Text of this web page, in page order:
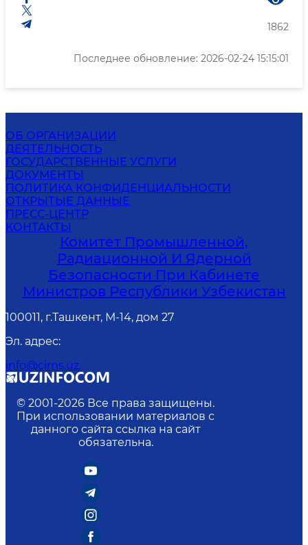
1862
Последнее обновление: 2026-02-24 15:15:01
ОБ ОРГАНИЗАЦИИ
ДЕЯТЕЛЬНОСТЬ
ГОСУДАРСТВЕННЫЕ УСЛУГИ
ДОКУМЕНТЫ
ПОЛИТИКА КОНФИДЕНЦИАЛЬНОСТИ
ОТКРЫТЫЕ ДАННЫЕ
ПРЕСС-ЦЕНТР
КОНТАКТЫ
Комитет Промышленной,
Радиационной И Ядерной
Безопасности При Кабинете
Министров Республики Узбекистан
100011, г.Ташкент, М-14, дом 27
Эл. адрес:
info@cirns.uz.
© 2001-2026 Все права защищены.
При использовании материалов с
данного сайта ссылка на сайт
обязательна.